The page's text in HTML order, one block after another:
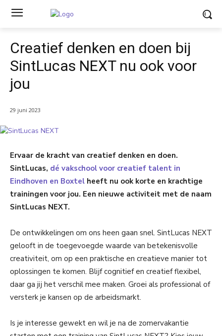
Creatief denken en doen bij
SintLucas NEXT nu ook voor
jou
29 juni 2023
Ervaar de kracht van creatief denken en doen.
SintLucas, dé vakschool voor creatief talent in
Eindhoven en Boxtel heeft nu ook korte en krachtige
trainingen voor jou. Een nieuwe activiteit met de naam
SintLucas NEXT.
De ontwikkelingen om ons heen gaan snel. SintLucas NEXT
gelooft in de toegevoegde waarde van betekenisvolle
creativiteit, om op een praktische en creatieve manier tot
oplossingen te komen. Blijf cognitief en creatief flexibel,
daar ga jij het verschil mee maken. Groei als professional of
versterk je kansen op de arbeidsmarkt.
Is je interesse gewekt en wil je na de zomervakantie